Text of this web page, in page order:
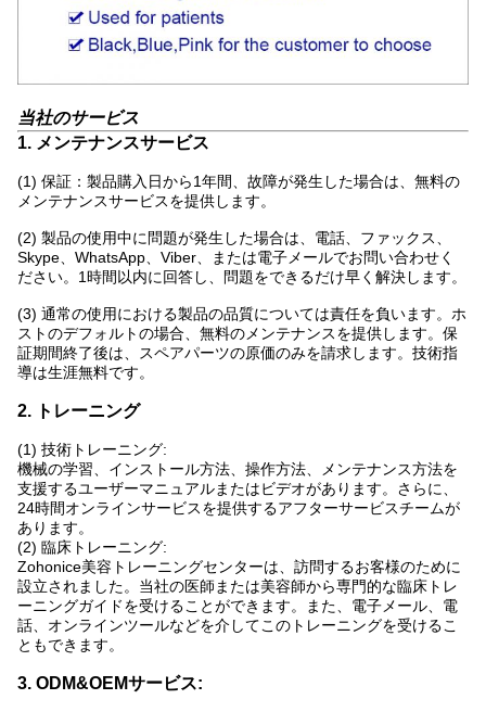
当社のサービス
1. メンテナンスサービス
(1) 保証：製品購入日から1年間、故障が発生した場合は、無料の
メンテナンスサービスを提供します。
(2) 製品の使用中に問題が発生した場合は、電話、ファックス、
Skype、WhatsApp、Viber、または電子メールでお問い合わせく
ださい。1時間以内に回答し、問題をできるだけ早く解決します。
(3) 通常の使用における製品の品質については責任を負います。ホ
ストのデフォルトの場合、無料のメンテナンスを提供します。保
証期間終了後は、スペアパーツの原価のみを請求します。技術指
導は生涯無料です。
2. トレーニング
(1) 技術トレーニング:
機械の学習、インストール方法、操作方法、メンテナンス方法を
支援するユーザーマニュアルまたはビデオがあります。さらに、
24時間オンラインサービスを提供するアフターサービスチームが
あります。
(2) 臨床トレーニング:
Zohonice美容トレーニングセンターは、訪問するお客様のために
設立されました。当社の医師または美容師から専門的な臨床トレ
ーニングガイドを受けることができます。また、電子メール、電
話、オンラインツールなどを介してこのトレーニングを受けるこ
ともできます。
3. ODM&OEMサービス: